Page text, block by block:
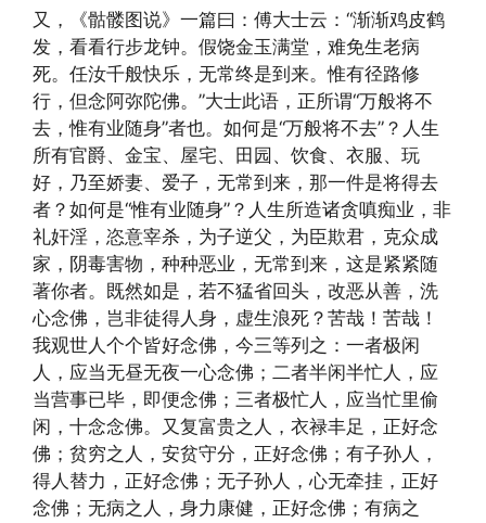
又，《骷髅图说》一篇曰：傅大士云：“渐渐鸡皮鹤
发，看看行步龙钟。假饶金玉满堂，难免生老病
死。任汝千般快乐，无常终是到来。惟有径路修
行，但念阿弥陀佛。”大士此语，正所谓“万般将不
去，惟有业随身”者也。如何是“万般将不去”？人生
所有官爵、金宝、屋宅、田园、饮食、衣服、玩
好，乃至娇妻、爱子，无常到来，那一件是将得去
者？如何是“惟有业随身”？人生所造诸贪嗔痴业，非
礼奸淫，恣意宰杀，为子逆父，为臣欺君，克众成
家，阴毒害物，种种恶业，无常到来，这是紧紧随
著你者。既然如是，若不猛省回头，改恶从善，洗
心念佛，岂非徒得人身，虚生浪死？苦哉！苦哉！
我观世人个个皆好念佛，今三等列之：一者极闲
人，应当无昼无夜一心念佛；二者半闲半忙人，应
当营事已毕，即便念佛；三者极忙人，应当忙里偷
闲，十念念佛。又复富贵之人，衣禄丰足，正好念
佛；贫穷之人，安贫守分，正好念佛；有子孙人，
得人替力，正好念佛；无子孙人，心无牵挂，正好
念佛；无病之人，身力康健，正好念佛；有病之